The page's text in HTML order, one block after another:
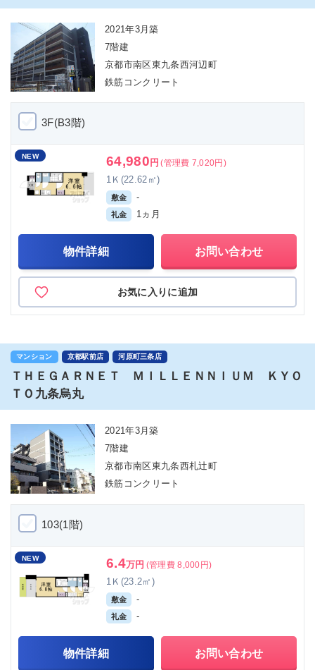
2021年3月築
7階建
京都市南区東九条西河辺町
鉄筋コンクリート
3F(B3階)
NEW 64,980 円 (管理費 7,020円)
1Ｋ(22.62㎡)
敷金 -
礼金 1ヵ月
物件詳細 お問い合わせ
お気に入りに追加
マンション 京都駅前店 河原町三条店
ＴＨＥＧＡＲＮＥＴ ＭＩＬＬＥＮＮＩＵＭ ＫＹＯ
ＴＯ九条烏丸
2021年3月築
7階建
京都市南区東九条西札辻町
鉄筋コンクリート
103(1階)
NEW 6.4万円 (管理費 8,000円)
1Ｋ(23.2㎡)
敷金 -
礼金 -
物件詳細 お問い合わせ